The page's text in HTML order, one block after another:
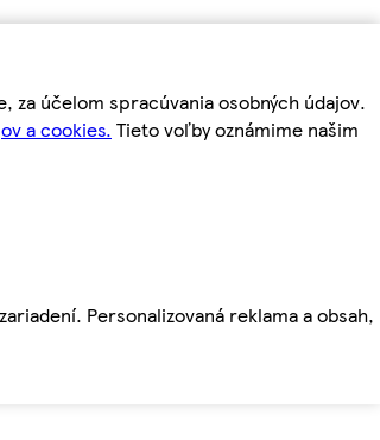
účelom spracúvania osobných údajov.
a cookies. Tieto voľby oznámime našim
Personalizovaná reklama a obsah,